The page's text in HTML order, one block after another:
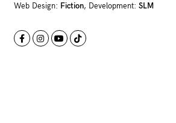
Web Design: Fiction, Development: SLM